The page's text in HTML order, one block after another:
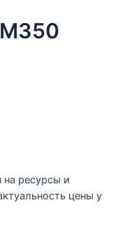
М350
на ресурсы и
цены у